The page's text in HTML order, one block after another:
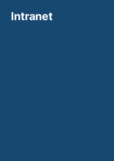
Intranet(external